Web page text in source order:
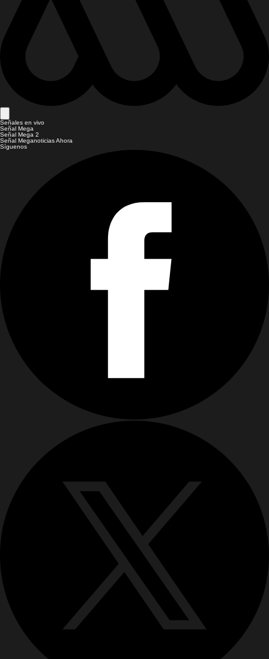
Señales en vivo
Señal Mega
Señal Mega 2
Señal Meganoticias Ahora
Síguenos